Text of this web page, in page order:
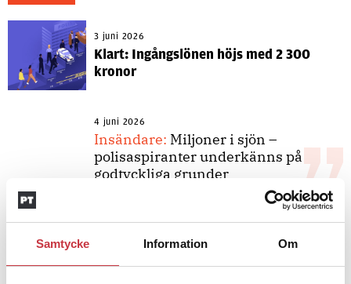
Samtycke Information Om
3 juni 2026
Klart: Ingångslönen höjs med 2 300
kronor
4 juni 2026
Insändare: Miljoner i sjön –
polisaspiranter underkänns på
godtyckliga grunder
Jens Mårtensson:
Snart 20 år i tjänst
– nu ska han lära sig grunderna